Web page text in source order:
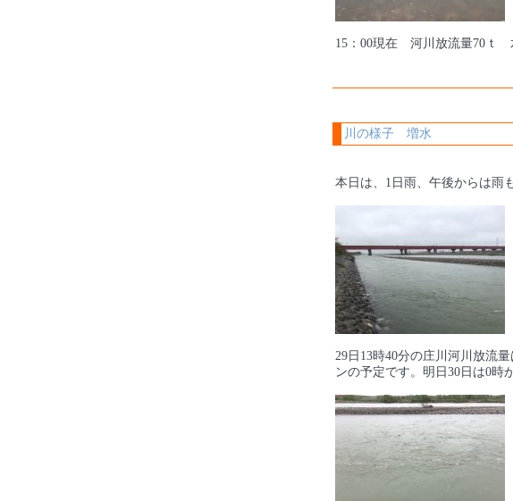
15：00現在 河川放流量70ｔ
川の様子 増水
本日は、1日雨、午後からは雨
29日13時40分の庄川河川放流
ンの予定です。明日30日は0時